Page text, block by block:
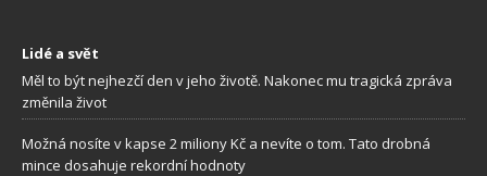
Lidé a svět
Měl to být nejhezčí den v jeho životě. Nakonec mu tragická zpráva
změnila život
Možná nosíte v kapse 2 miliony Kč a nevíte o tom. Tato drobná
mince dosahuje rekordní hodnoty